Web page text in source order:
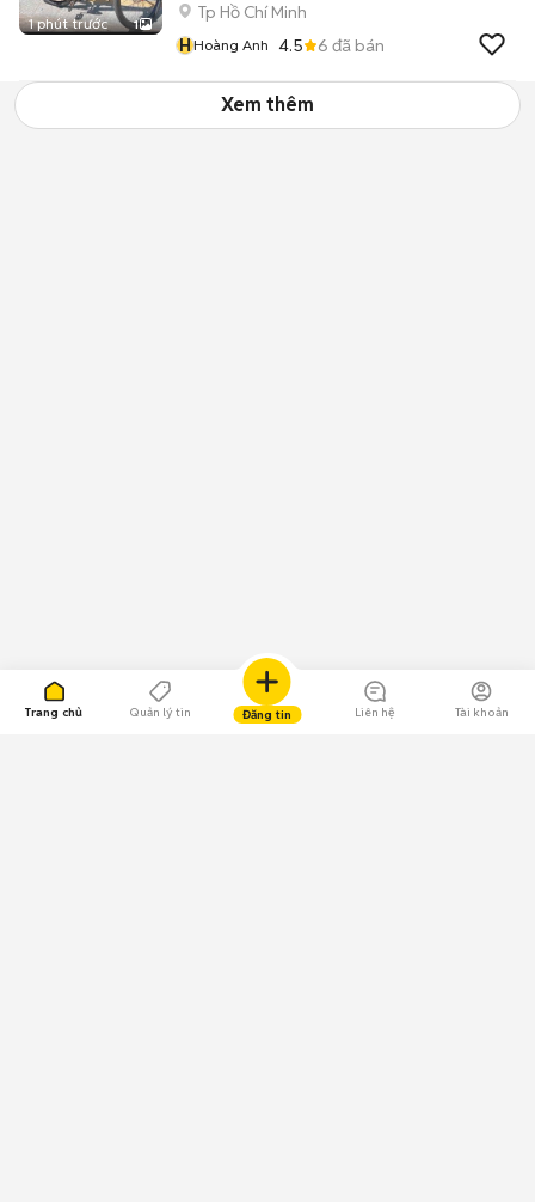
Trang chủ Quản lý tin Đăng tin Liên hệ Tài khoản
1 phút trước 1
Tp Hồ Chí Minh
HHoàng Anh 4.5 6 đã bán
Xem thêm